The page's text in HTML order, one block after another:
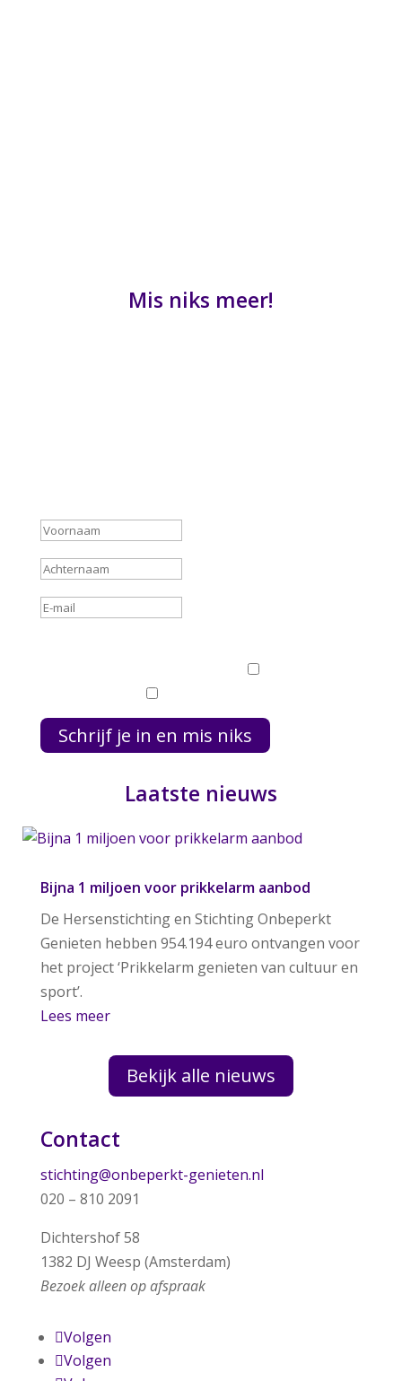
Mis niks meer!
Schrijf je in en mis niks
Laatste nieuws
Bijna 1 miljoen voor prikkelarm aanbod
De Hersenstichting en Stichting Onbeperkt
Genieten hebben 954.194 euro ontvangen voor
het project ‘Prikkelarm genieten van cultuur en
sport’.
Lees meer
Bekijk alle nieuws
Contact
stichting@onbeperkt-genieten.nl
020 – 810 2091
Dichtershof 58
1382 DJ Weesp (Amsterdam)
Bezoek alleen op afspraak
Volgen
Volgen